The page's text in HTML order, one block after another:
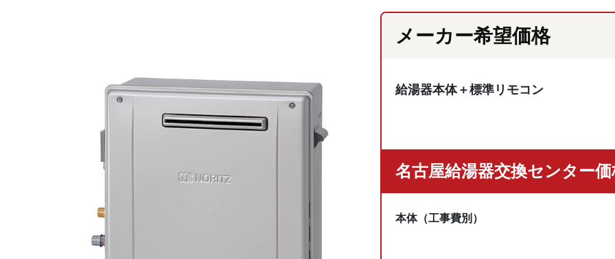
メーカー希望価格
給湯器本体＋標準リモコン
名古屋給湯器交換センター価
本体（工事費別）